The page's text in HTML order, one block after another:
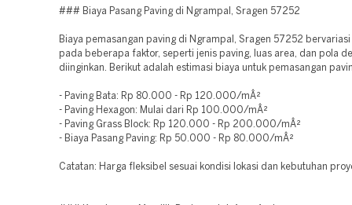
### Biaya Pasang Paving di Ngrampal, Sragen 57252
Biaya pemasangan paving di Ngrampal, Sragen 57252
pada beberapa faktor, seperti jenis paving, luas area, dan pola
diinginkan. Berikut adalah estimasi biaya untuk pemasangan
- Paving Bata: Rp 80.000 - Rp 120.000/mÂ²
- Paving Hexagon: Mulai dari Rp 100.000/mÂ²
- Paving Grass Block: Rp 120.000 - Rp 200.000/mÂ²
- Biaya Pasang Paving: Rp 50.000 - Rp 80.000/mÂ²
Catatan: Harga fleksibel sesuai kondisi lokasi dan kebutuhan